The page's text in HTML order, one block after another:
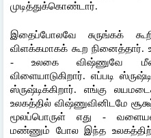
முடித்துக்கொண்டார்.
இதைப்போலவே சுருங்கக்
விளக்கமாகக் கூற நினைத்தார்.
- உலகை விஷ்ணுவே
விளையாடுகிறார். எப்படி
ஸ்ருஷ்டிக்கிறார். எங்கு
உலகத்தில் விஷ்ணுவினிடமே
மூலப்பொருள் எது -
மண்ணும் போல இந்த